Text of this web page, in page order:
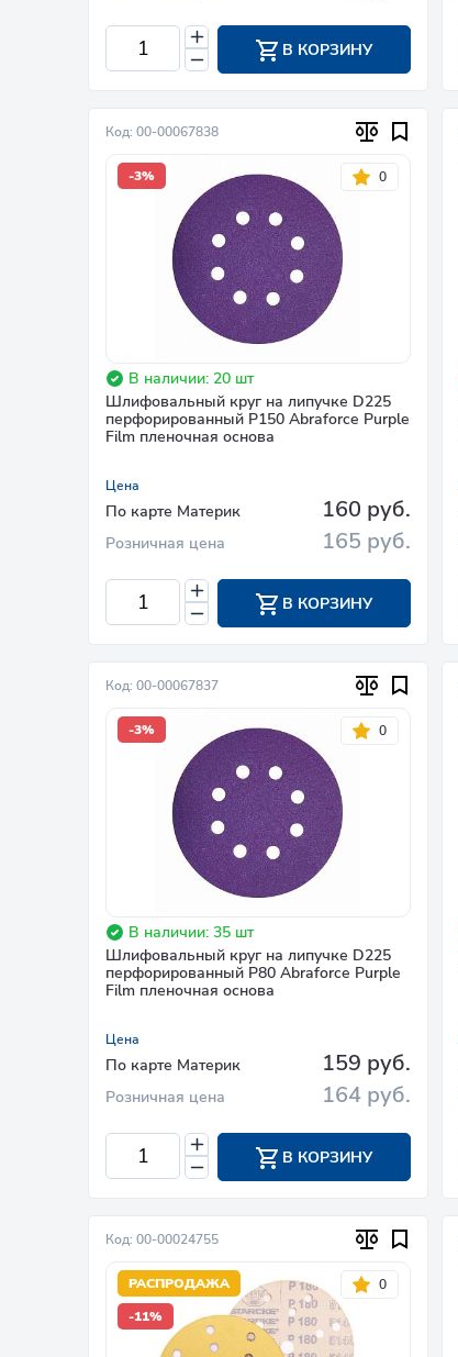
В КОРЗИНУ
Код: 00-00067838
-3% 0
В наличии: 20 шт
Шлифовальный круг на липучке D225
перфорированный P150 Abraforce Purple
Film пленочная основа
Цена
По карте Материк 160 руб.
Розничная цена 165 руб.
В КОРЗИНУ
Код: 00-00067837
-3% 0
В наличии: 35 шт
Шлифовальный круг на липучке D225
перфорированный P80 Abraforce Purple
Film пленочная основа
Цена
По карте Материк 159 руб.
Розничная цена 164 руб.
В КОРЗИНУ
Код: 00-00024755
РАСПРОДАЖА
-11%
0